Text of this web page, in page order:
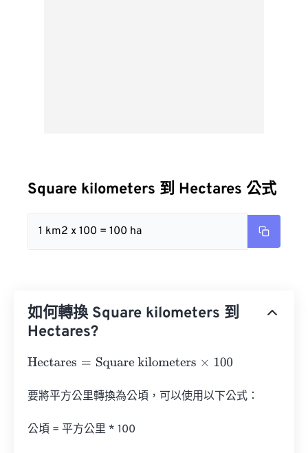
Square kilometers 到 Hectares 公式
1 km2 x 100 = 100 ha
如何轉換 Square kilometers 到
Hectares?
Hectares= Square kilometers×100
要將平方公里轉換為公頃，可以使用以下公式：
公頃 = 平方公里 * 100